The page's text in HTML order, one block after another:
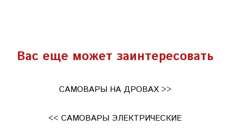
Вас еще может заинтересовать
САМОВАРЫ НА ДРОВАХ >>
<< САМОВАРЫ ЭЛЕКТРИЧЕСКИЕ